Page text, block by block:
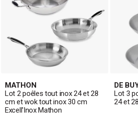
MATHON
Lot 2 poêles tout inox 24 et 28
cm et wok tout inox 30 cm
Excell'Inox Mathon
DE
Lot 3
24 et